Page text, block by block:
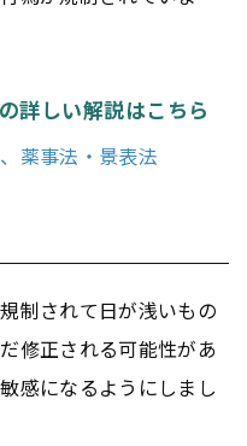
詳しい解説はこちら
薬事法・景表法
制されて日が浅いもの
修正される可能性があ
感になるようにしまし